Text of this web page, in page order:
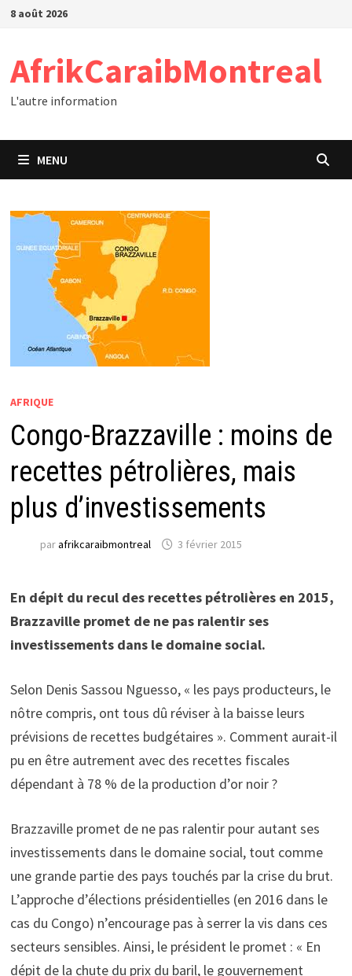
Passer
8 août 2026
AfrikCaraibMontreal
L'autre information
MENU
AFRIQUE
Congo-Brazzaville : moins de
recettes pétrolières, mais
plus d’investissements
parafrikcaraibmontreal 3 février 2015
En dépit du recul des recettes pétrolières en 2015,
Brazzaville promet de ne pas ralentir ses
investissements dans le domaine social.
Selon Denis Sassou Nguesso, « les pays producteurs, le
nôtre compris, ont tous dû réviser à la baisse leurs
prévisions de recettes budgétaires ». Comment aurait-il
pu en être autrement avec des recettes fiscales
dépendant à 78 % de la production d’or noir ?
Brazzaville promet de ne pas ralentir pour autant ses
investissements dans le domaine social, tout comme
une grande partie des pays touchés par la crise du brut.
L’approche d’élections présidentielles (en 2016 dans le
cas du Congo) n’encourage pas à serrer la vis dans ces
secteurs sensibles. Ainsi, le président le promet : « En
dépit de la chute du prix du baril, le gouvernement